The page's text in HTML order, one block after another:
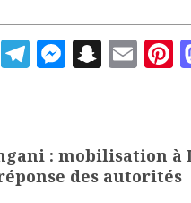
X Telegram
: mobilisation à
des autorités